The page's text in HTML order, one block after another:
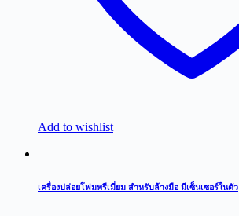
Add to wishlist
เครื่องปล่อยโฟมพรีเมี่ยม สำหรับล้างมือ มีเซ็นเซอร์ในตัว